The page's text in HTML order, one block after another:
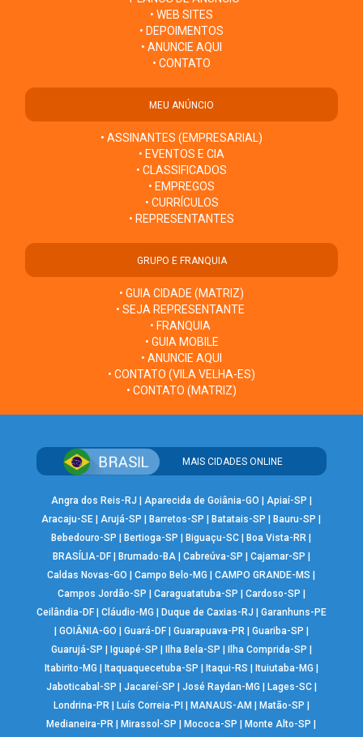
• WEB SITES
• DEPOIMENTOS
• ANUNCIE AQUI
• CONTATO
MEU ANÚNCIO
• ASSINANTES (EMPRESARIAL)
• EVENTOS E CIA
• CLASSIFICADOS
• EMPREGOS
• CURRÍCULOS
• REPRESENTANTES
GRUPO E FRANQUIA
• GUIA CIDADE (MATRIZ)
• SEJA REPRESENTANTE
• FRANQUIA
• GUIA MOBILE
• ANUNCIE AQUI
• CONTATO (VILA VELHA-ES)
• CONTATO (MATRIZ)
MAIS CIDADES ONLINE
Angra dos Reis-RJ Aparecida de Goiânia-GO Apiaí-SP
Aracaju-SE |Arujá-SP Barretos-SP Batatais-SP Bauru-SP
Bebedouro-SP
Bertioga-SP Biguaçu-SC Boa Vista-RR
BRASÍLIA-DF| Brumado-BA| Cabreúva-SP Cajamar-SP
Caldas Novas-GO
|Campo Belo-MG |CAMPO GRANDE-MS
Campos Jordão-SP
Caraguatatuba-SP Cardoso-SP
Ceilândia-DF| Cláudio-MG Duque de Caxias-RJ
Garanhuns-PE
GOIÂNIA-GO Guará-DF| Guarapuava-PR| Guariba-SP
Guarujá-SP
Iguapé-SP Ilha Bela-SP Ilha Comprida-SP
Itabirito-MG
Itaquaquecetuba-SP Itaqui-RS Ituiutaba-MG
Jaboticabal-SP
Jacareí-SP José Raydan-MG Lages-SC|
Londrina-PR| Luís Correia-PI MANAUS-AM Matão-SP
Medianeira-PR
Mirassol-SP Mococa-SP Monte Alto-SP